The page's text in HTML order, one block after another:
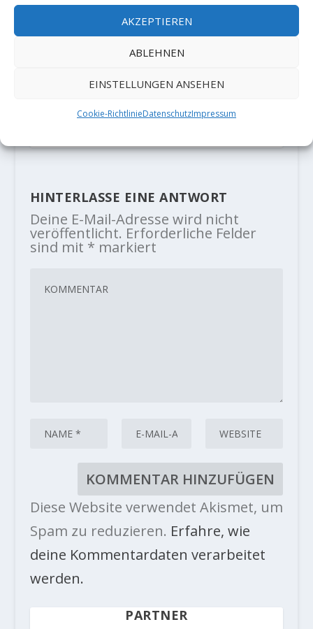
AKZEPTIEREN
ABLEHNEN
EINSTELLUNGEN ANSEHEN
Cookie-RichtlinieDatenschutzImpressum
Maximilian Karrer meldet
(8c+) an der Welle
HINTERLASSE EINE ANTWORT
Deine E-Mail-Adresse wird nicht
veröffentlicht. Erforderliche Felder
sind mit * markiert
Diese Website verwendet Akismet, um
Spam zu reduzieren. Erfahre, wie
deine Kommentardaten verarbeitet
werden.
PARTNER